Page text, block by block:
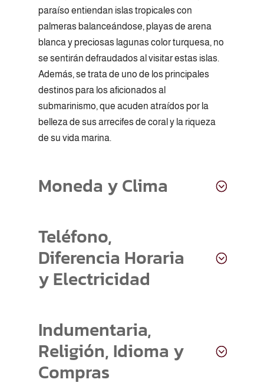
paraíso entiendan islas tropicales con
palmeras balanceándose, playas de arena
blanca y preciosas lagunas color turquesa, no
se sentirán defraudados al visitar estas islas.
Además, se trata de uno de los principales
destinos para los aficionados al
submarinismo, que acuden atraídos por la
belleza de sus arrecifes de coral y la riqueza
de su vida marina.
Moneda y Clima
Teléfono,
Diferencia Horaria
y Electricidad
Indumentaria,
Religión, Idioma y
Compras